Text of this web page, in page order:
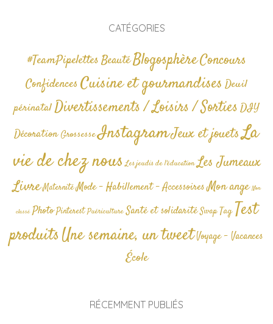
CATÉGORIES
#TeamPipelettesBeautéBlogosphèreConcours
Confidences Cuisine et gourmandises Deuil
périnatalDivertissements / Loisirs / SortiesDIY
Décoration GrossesseInstagramJeux et jouetsLa
vie de chez nous Les jeudis de l'éducation Les Jumeaux
Livre Maternité Mode - Habillement - AccessoiresMon ange Non
classé Photo Pinterest Puériculture Santé et solidarité Swap TagTest
produitsUne semaine, un tweetVoyage - Vacances
École
RÉCEMMENT PUBLIÉS